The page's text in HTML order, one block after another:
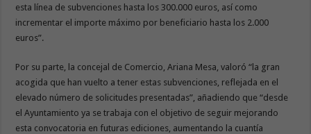
esta línea de subvenciones hasta los 300.000 euros, así como
incrementar el importe máximo por beneficiario hasta los 2.000
euros”.
Por su parte, la concejal de Comercio, Ariana Mesa, valoró “la gran
acogida que han vuelto a tener estas subvenciones, reflejada en el
elevado número de solicitudes presentadas”, añadiendo que “desde
el Ayuntamiento ya se trabaja con el objetivo de seguir mejorando
esta convocatoria en futuras ediciones, aumentando la cuantía